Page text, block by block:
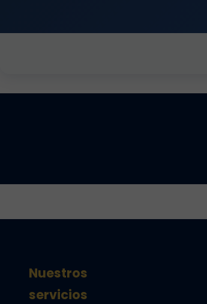
Nuestros
servicios